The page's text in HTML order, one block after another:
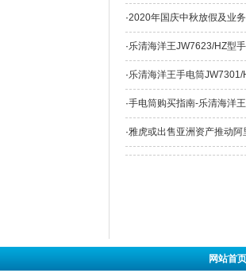
·2020年国庆中秋放假及业
·乐清海洋王JW7623/HZ型
·乐清海洋王手电筒
·手电筒购买指南-乐清海洋
·雅虎或出售亚洲资产推动阿
网站首页